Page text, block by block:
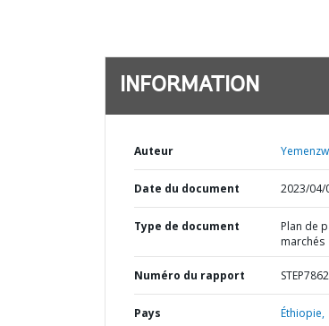
INFORMATION
Auteur
Date du document 2023/04/
Type de document
Plan de
marchés
Numéro du rapport
Pays Éthiopie,